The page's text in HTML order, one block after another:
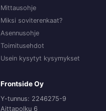
Mittausohje
Miksi soviterenkaat?
Asennusohje
Toimitusehdot
Usein kysytyt kysymykset
Frontside Oy
Y-tunnus: 2246275-9
Aittapolku 6